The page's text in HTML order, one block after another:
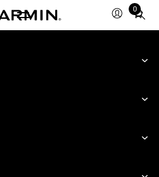
0
Total
items
cart: